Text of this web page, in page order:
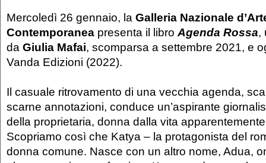
Mercoledì 26 gennaio, la Galleria Nazionale
Contemporanea presenta il libro Agenda Rossa,
da Giulia Mafai, scomparsa a settembre 2021, e
Vanda Edizioni (2022).
Il casuale ritrovamento di una vecchia agenda,
scarne annotazioni, conduce un’aspirante
della proprietaria, donna dalla vita
Scopriamo così che Katya – la protagonista del
donna comune. Nasce con un altro nome, Adua,